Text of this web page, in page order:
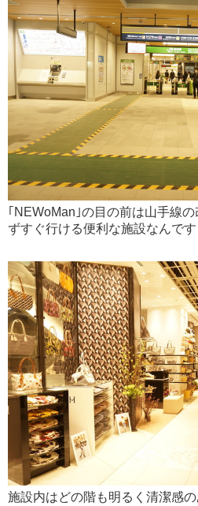
｢NEWoMan｣の目の前は山手線
ずすぐ行ける便利な施設なんです
施設内はどの階も明るく清潔感